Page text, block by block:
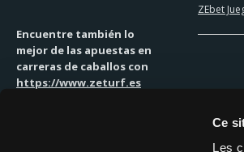
Ce
Les
Encuentre también lo
mejor de las apuestas en
carreras de caballos con
https://www.zeturf.es
ZEbet